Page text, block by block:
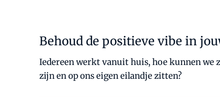
Behoud de positieve vibe in
Iedereen werkt vanuit huis, hoe kunnen we
zijn en op ons eigen eilandje zitten?